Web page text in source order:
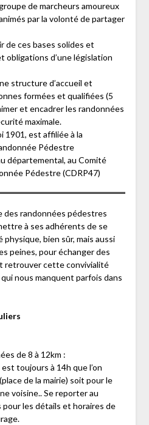
de marcheurs amoureux
par la volonté de partager
de ces bases solides et
obligations d’une législation
structure d’accueil et
formées et qualifiées (5
et encadrer les randonnées
maximale.
1901, est affiliée à la
Pédestre
départemental, au Comité
Pédestre (CDRP47)
des randonnées pédestres
à ses adhérents de se
bien sûr, mais aussi
peines, pour échanger des
retrouver cette convivialité
nous manquent parfois dans
de 8 à 12km :
toujours à 14h que l’on
de la mairie) soit pour le
voisine.. Se reporter au
les détails et horaires de